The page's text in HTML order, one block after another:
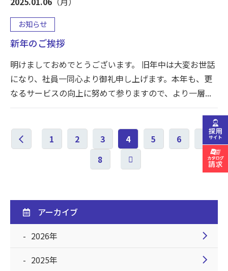
お知らせ
新年のご挨拶
明けましておめでとうございます。 旧年中は大変お世話
になり、社員一同心より御礼申し上げます。本年も、更
なるサービスの向上に努めて参りますので、より一層...
chevron_left 1 2 3 4 5 6
8
アーカイブ
2026年
chevron_right
2025年 chevron_right